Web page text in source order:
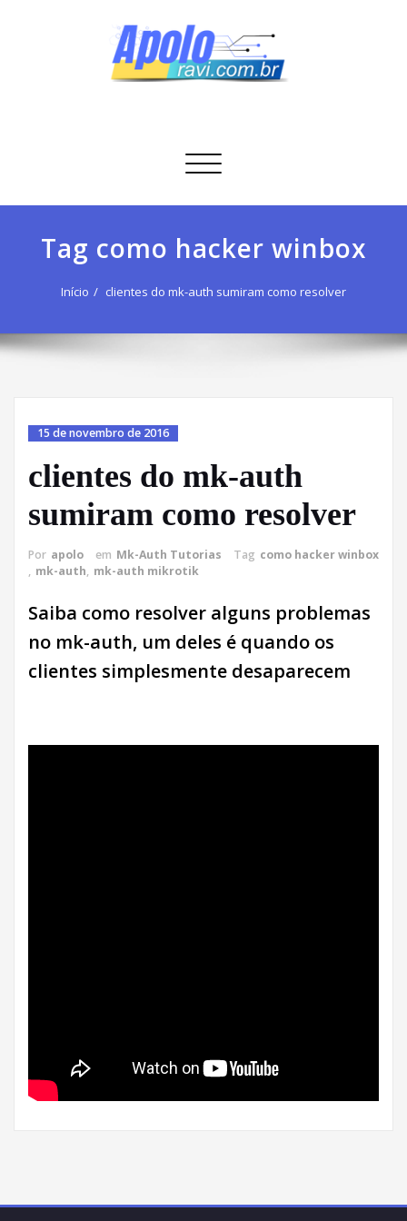
Alternar
Tag como hacker winbox
Início clientes do mk-auth sumiram como resolver
15 de novembro de 2016
clientes do mk-auth
sumiram como resolver
Por apolo em Mk-Auth Tutorias Tag como hacker winbox
, mk-auth, mk-auth mikrotik
Saiba como resolver alguns problemas
no mk-auth, um deles é quando os
clientes simplesmente desaparecem